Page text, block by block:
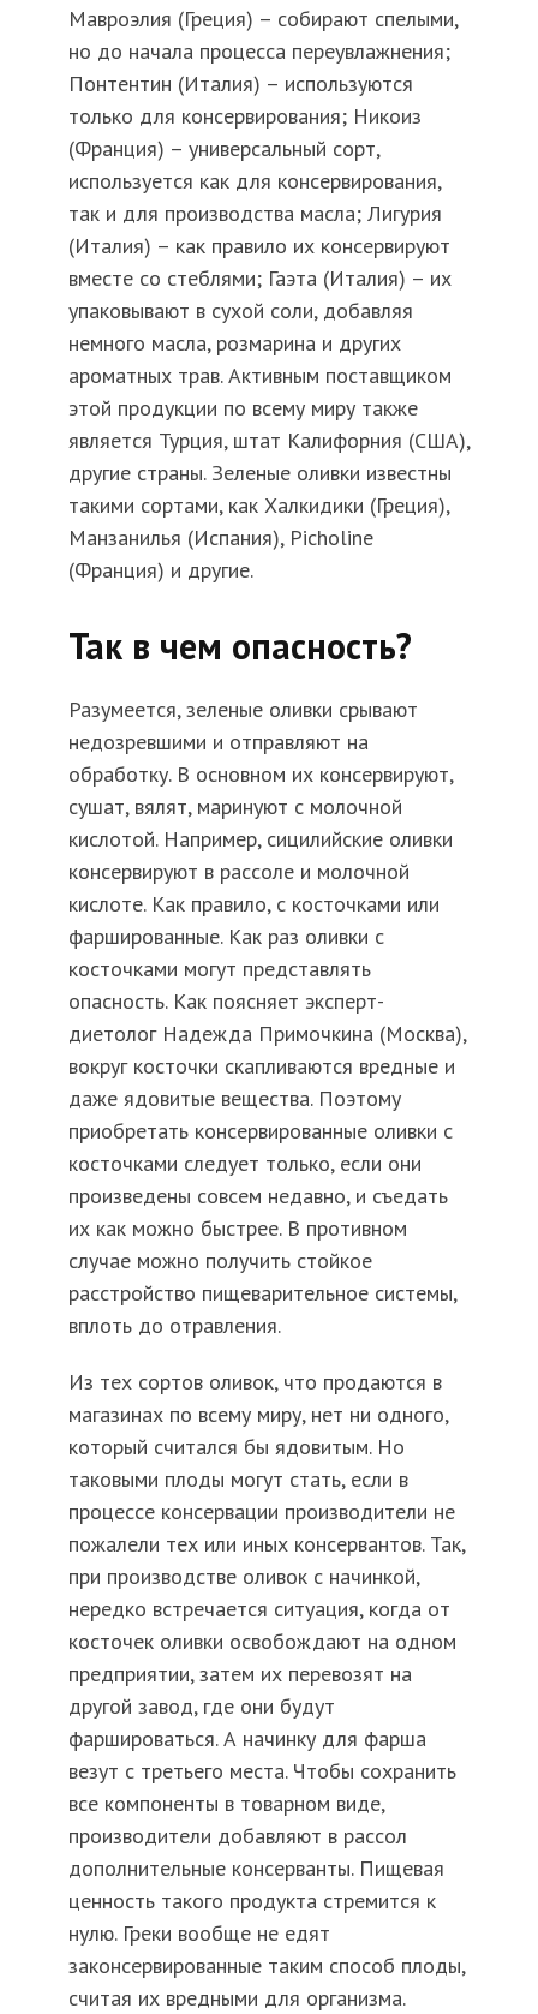
Мавроэлия (Греция) – собирают спелыми,
но до начала процесса переувлажнения;
Понтентин (Италия) – используются
только для консервирования; Никоиз
(Франция) – универсальный сорт,
используется как для консервирования,
так и для производства масла; Лигурия
(Италия) – как правило их консервируют
вместе со стеблями; Гаэта (Италия) – их
упаковывают в сухой соли, добавляя
немного масла, розмарина и других
ароматных трав. Активным поставщиком
этой продукции по всему миру также
является Турция, штат Калифорния (США),
другие страны. Зеленые оливки известны
такими сортами, как Халкидики (Греция),
Манзанилья (Испания), Picholine
(Франция) и другие.
Так в чем опасность?
Разумеется, зеленые оливки срывают
недозревшими и отправляют на
обработку. В основном их консервируют,
сушат, вялят, маринуют с молочной
кислотой. Например, сицилийские оливки
консервируют в рассоле и молочной
кислоте. Как правило, с косточками или
фаршированные. Как раз оливки с
косточками могут представлять
опасность. Как поясняет эксперт-
диетолог Надежда Примочкина (Москва),
вокруг косточки скапливаются вредные и
даже ядовитые вещества. Поэтому
приобретать консервированные оливки с
косточками следует только, если они
произведены совсем недавно, и съедать
их как можно быстрее. В противном
случае можно получить стойкое
расстройство пищеварительное системы,
вплоть до отравления.
Из тех сортов оливок, что продаются в
магазинах по всему миру, нет ни одного,
который считался бы ядовитым. Но
таковыми плоды могут стать, если в
процессе консервации производители не
пожалели тех или иных консервантов. Так,
при производстве оливок с начинкой,
нередко встречается ситуация, когда от
косточек оливки освобождают на одном
предприятии, затем их перевозят на
другой завод, где они будут
фаршироваться. А начинку для фарша
везут с третьего места. Чтобы сохранить
все компоненты в товарном виде,
производители добавляют в рассол
дополнительные консерванты. Пищевая
ценность такого продукта стремится к
нулю. Греки вообще не едят
законсервированные таким способ плоды,
считая их вредными для организма.